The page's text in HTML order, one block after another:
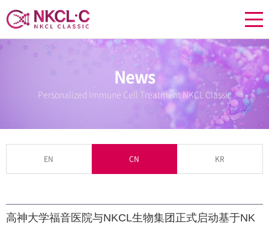
News
Personalized Immune Cell Treatment NKCL Classic
EN CN KR
高神大学福音医院与NKCL生物集团正式启动基于NK